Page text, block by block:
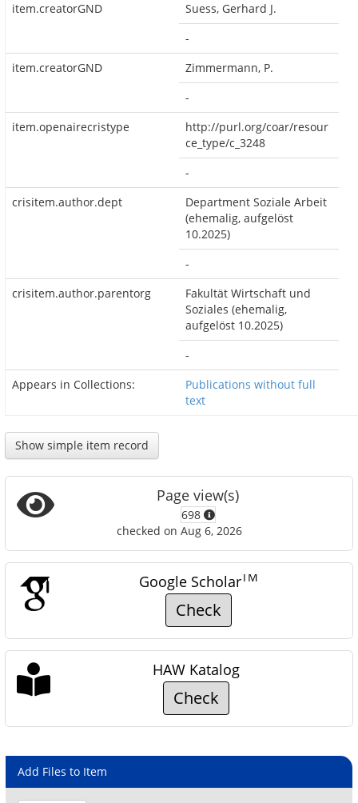
item.creatorGND
Suess, Gerhard J.
-
item.creatorGND
Zimmermann, P.
-
item.openairecristype
http://purl.org/coar/resour
ce_type/c_3248
-
crisitem.author.dept
Department Soziale Arbeit
(ehemalig, aufgelöst
10.2025)
-
crisitem.author.parentorg
Fakultät Wirtschaft und
Soziales (ehemalig,
aufgelöst 10.2025)
-
Appears in Collections:
Publications without full
text
Show simple item record
Page view(s)
698
checked on Aug 6, 2026
Google ScholarTM
Check
HAW Katalog
Check
Add Files to Item